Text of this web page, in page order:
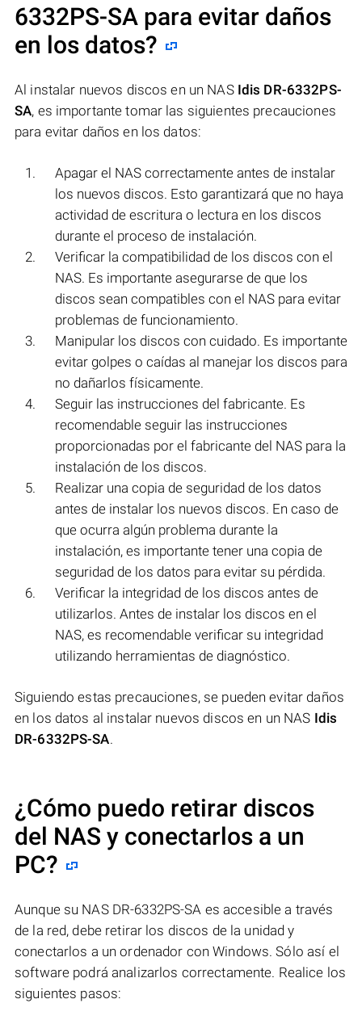
6332PS-SA para evitar daños
en los datos?
Al instalar nuevos discos en un NAS Idis DR-6332PS-
SA, es importante tomar las siguientes precauciones
para evitar daños en los datos:
Apagar el NAS correctamente antes de instalar
los nuevos discos. Esto garantizará que no haya
actividad de escritura o lectura en los discos
durante el proceso de instalación.
Verificar la compatibilidad de los discos con el
NAS. Es importante asegurarse de que los
discos sean compatibles con el NAS para evitar
problemas de funcionamiento.
Manipular los discos con cuidado. Es importante
evitar golpes o caídas al manejar los discos para
no dañarlos físicamente.
Seguir las instrucciones del fabricante. Es
recomendable seguir las instrucciones
proporcionadas por el fabricante del NAS para la
instalación de los discos.
Realizar una copia de seguridad de los datos
antes de instalar los nuevos discos. En caso de
que ocurra algún problema durante la
instalación, es importante tener una copia de
seguridad de los datos para evitar su pérdida.
Verificar la integridad de los discos antes de
utilizarlos. Antes de instalar los discos en el
NAS, es recomendable verificar su integridad
utilizando herramientas de diagnóstico.
Siguiendo estas precauciones, se pueden evitar daños
en los datos al instalar nuevos discos en un NAS Idis
DR-6332PS-SA.
¿Cómo puedo retirar discos
del NAS y conectarlos a un
PC?
Aunque su NAS DR-6332PS-SA es accesible a través
de la red, debe retirar los discos de la unidad y
conectarlos a un ordenador con Windows. Sólo así el
software podrá analizarlos correctamente. Realice los
siguientes pasos: